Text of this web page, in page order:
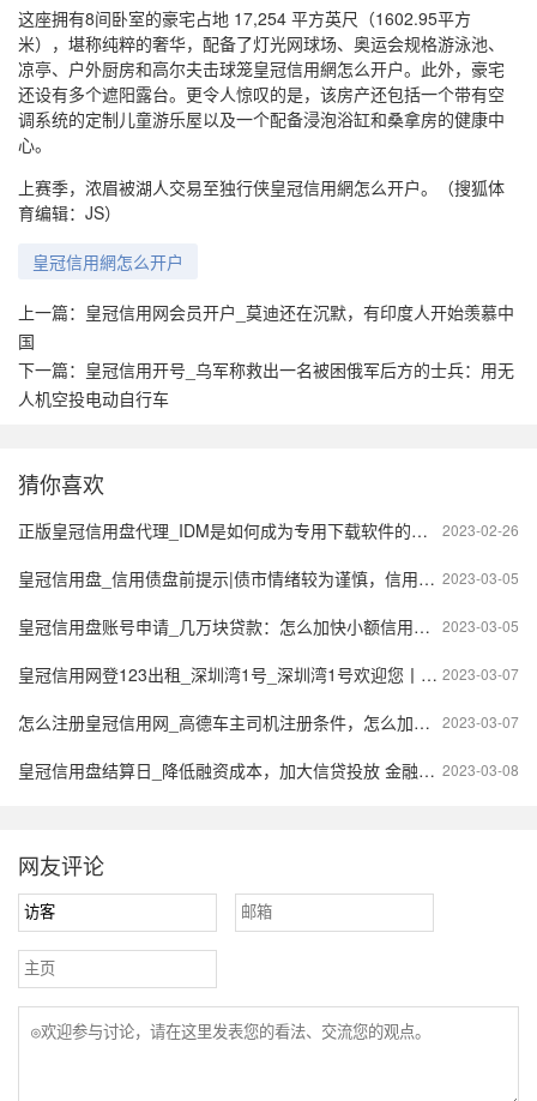
这座拥有8间卧室的豪宅占地 17,254 平方英尺（1602.95平方
米），堪称纯粹的奢华，配备了灯光网球场、奥运会规格游泳池、
凉亭、户外厨房和高尔夫击球笼皇冠信用網怎么开户。此外，豪宅
还设有多个遮阳露台。更令人惊叹的是，该房产还包括一个带有空
调系统的定制儿童游乐屋以及一个配备浸泡浴缸和桑拿房的健康中
心。
上赛季，浓眉被湖人交易至独行侠皇冠信用網怎么开户。（搜狐体
育编辑：JS）
皇冠信用網怎么开户
上一篇： 皇冠信用网会员开户_莫迪还在沉默，有印度人开始羡慕中
国
下一篇： 皇冠信用开号_乌军称救出一名被困俄军后方的士兵：用无
人机空投电动自行车
猜你喜欢
2023-02-26
正版皇冠信用盘代理_IDM是如何成为专用下载软件的？-IDM多个版本（电脑、手机、浏览器插件都有）
2023-03-05
皇冠信用盘_信用债盘前提示|债市情绪较为谨慎，信用债曲线收益率小幅波动
2023-03-05
皇冠信用盘账号申请_几万块贷款：怎么加快小额信用贷款审核？
2023-03-07
皇冠信用网登123出租_深圳湾1号_深圳湾1号欢迎您丨深圳湾1号网站|深圳湾1号楼盘详情
2023-03-07
怎么注册皇冠信用网_高德车主司机注册条件，怎么加入高德网约车？
2023-03-08
皇冠信用盘结算日_降低融资成本，加大信贷投放 金融助力外贸提质增效
网友评论